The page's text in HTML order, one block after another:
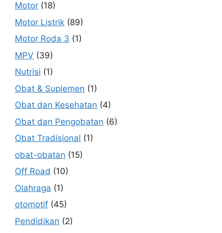
Motor (18)
Motor Listrik (89)
Motor Roda 3 (1)
MPV (39)
Nutrisi (1)
Obat & Suplemen (1)
Obat dan Kesehatan (4)
Obat dan Pengobatan (6)
Obat Tradisional (1)
obat-obatan (15)
Off Road (10)
Olahraga (1)
otomotif (45)
Pendidikan (2)